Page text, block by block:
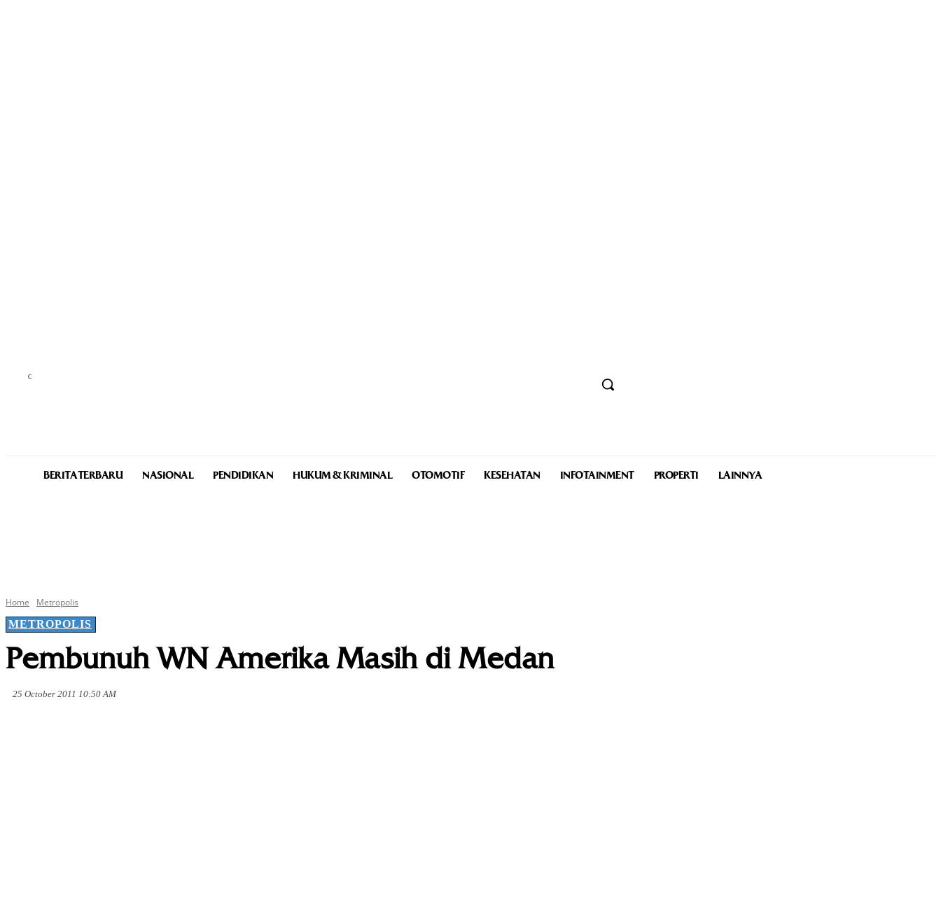
C
BERITA TERBARU NASIONAL PENDIDIKAN HUKUM & KRIMINAL OTOMOTIF KESEHATAN INFOTAINMENT PROPERTI LAINNYA
Home
Metropolis
METROPOLIS
Pembunuh WN Amerika Masih di Medan
25 October 2011 10:50 AM